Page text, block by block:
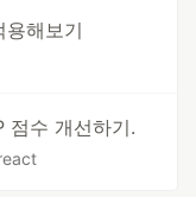
해보기
점수 개선하기.